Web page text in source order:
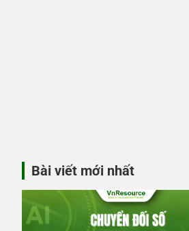
Bài viết mới nhất